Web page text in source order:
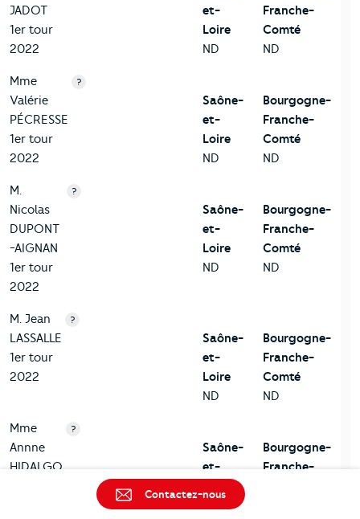
JADOT
1er tour
2022
et-
Loire
ND
Franche-
Comté
ND
Mme
Valérie
PÉCRESSE
1er tour
2022
?
Saône-
et-
Loire
ND
Bourgogne-
Franche-
Comté
ND
M.
Nicolas
DUPONT
-AIGNAN
1er tour
2022
?
Saône-
et-
Loire
ND
Bourgogne-
Franche-
Comté
ND
M. Jean
LASSALLE
1er tour
2022
?
Saône-
et-
Loire
ND
Bourgogne-
Franche-
Comté
ND
Mme
Annne
HIDALGO
?
Saône-
et-
Bourgogne-
Franche-
Contactez-nous